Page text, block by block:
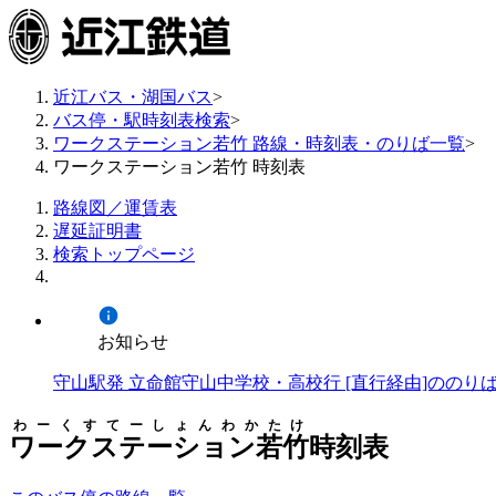
近江バス・湖国バス>
バス停・駅時刻表検索>
ワークステーション若竹 路線・時刻表・のりば一覧>
ワークステーション若竹 時刻表
路線図／運賃表
遅延証明書
検索トップページ
お知らせ
守山駅発 立命館守山中学校・高校行 [直行経由]ののり
ワークステーション若竹
わーくすてーしょんわかたけ
時刻表